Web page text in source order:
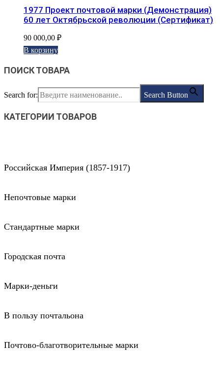
1977 Проект почтовой марки (Демонстрация)
60 лет Октябрьской революции (Сертификат)
90 000,00 ₽
В корзину
ПОИСК ТОВАРА
Search for: Search Button
КАТЕГОРИИ ТОВАРОВ
Российская Империя (1857-1917)
Непочтовые марки
Стандартные марки
Городская почта
Марки-деньги
В пользу почтальона
Почтово-благотворительные марки